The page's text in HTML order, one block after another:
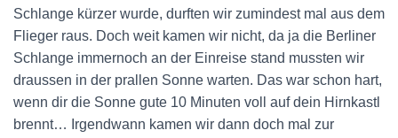
Schlange kürzer wurde, durften wir zumindest mal aus dem
Flieger raus. Doch weit kamen wir nicht, da ja die Berliner
Schlange immernoch an der Einreise stand mussten wir
draussen in der prallen Sonne warten. Das war schon hart,
wenn dir die Sonne gute 10 Minuten voll auf dein Hirnkastl
brennt… Irgendwann kamen wir dann doch mal zur